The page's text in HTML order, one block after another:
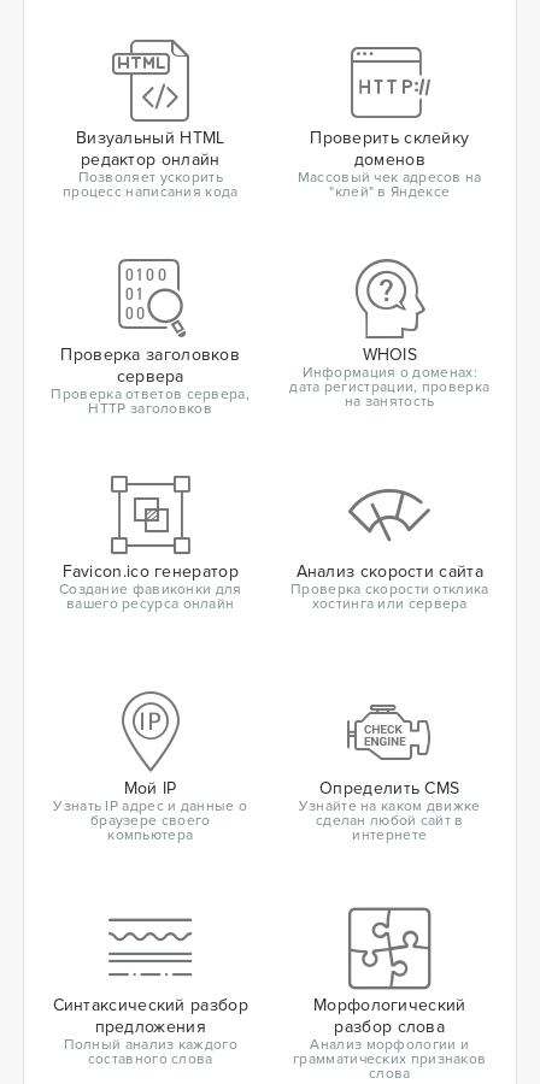
Визуальный HTML
редактор онлайн
Позволяет ускорить
процесс написания кода
Проверить склейку
доменов
Массовый чек адресов на
"клей" в Яндексе
Проверка заголовков
сервера
Проверка ответов сервера,
HTTP заголовков
WHOIS
Информация о доменах:
дата регистрации, проверка
на занятость
Favicon.ico генератор
Создание фавиконки для
вашего ресурса онлайн
Анализ скорости сайта
Проверка скорости отклика
хостинга или сервера
Мой IP
Узнать IP адрес и данные о
браузере своего
компьютера
Определить CMS
Узнайте на каком движке
сделан любой сайт в
интернете
Синтаксический разбор
предложения
Полный анализ каждого
составного слова
Морфологический
разбор слова
Анализ морфологии и
грамматических признаков
слова